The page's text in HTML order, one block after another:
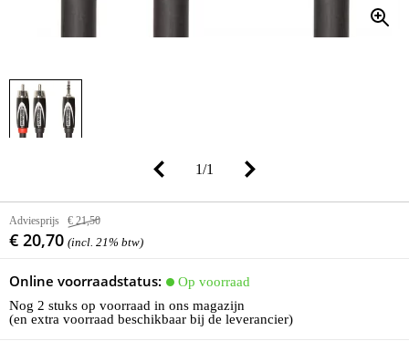
1/1
Adviesprijs € 21,50
€ 20,70 (incl. 21% btw)
Online voorraadstatus:
Op voorraad
Nog 2 stuks op voorraad in ons magazijn
(en extra voorraad beschikbaar bij de leverancier)